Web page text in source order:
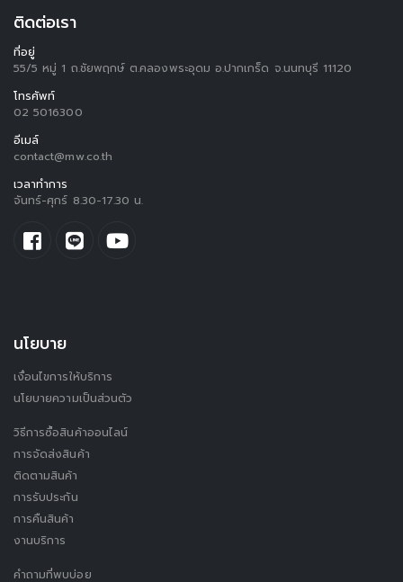
ติดต่อเรา
ที่อยู่
55/5 หมู่ 1 ถ.ชัยพฤกษ์ ต.คลองพระอุดม อ.ปากเกร็ด จ.นนทบุรี 11120
โทรศัพท์
02 5016300
อีเมล์
contact@mw.co.th
เวลาทำการ
จันทร์-ศุกร์ 8.30-17.30 น.
นโยบาย
เงื่อนไขการให้บริการ
นโยบายความเป็นส่วนตัว
วิธีการซื้อสินค้าออนไลน์
การจัดส่งสินค้า
ติดตามสินค้า
การรับประกัน
การคืนสินค้า
งานบริการ
คำถามที่พบบ่อย